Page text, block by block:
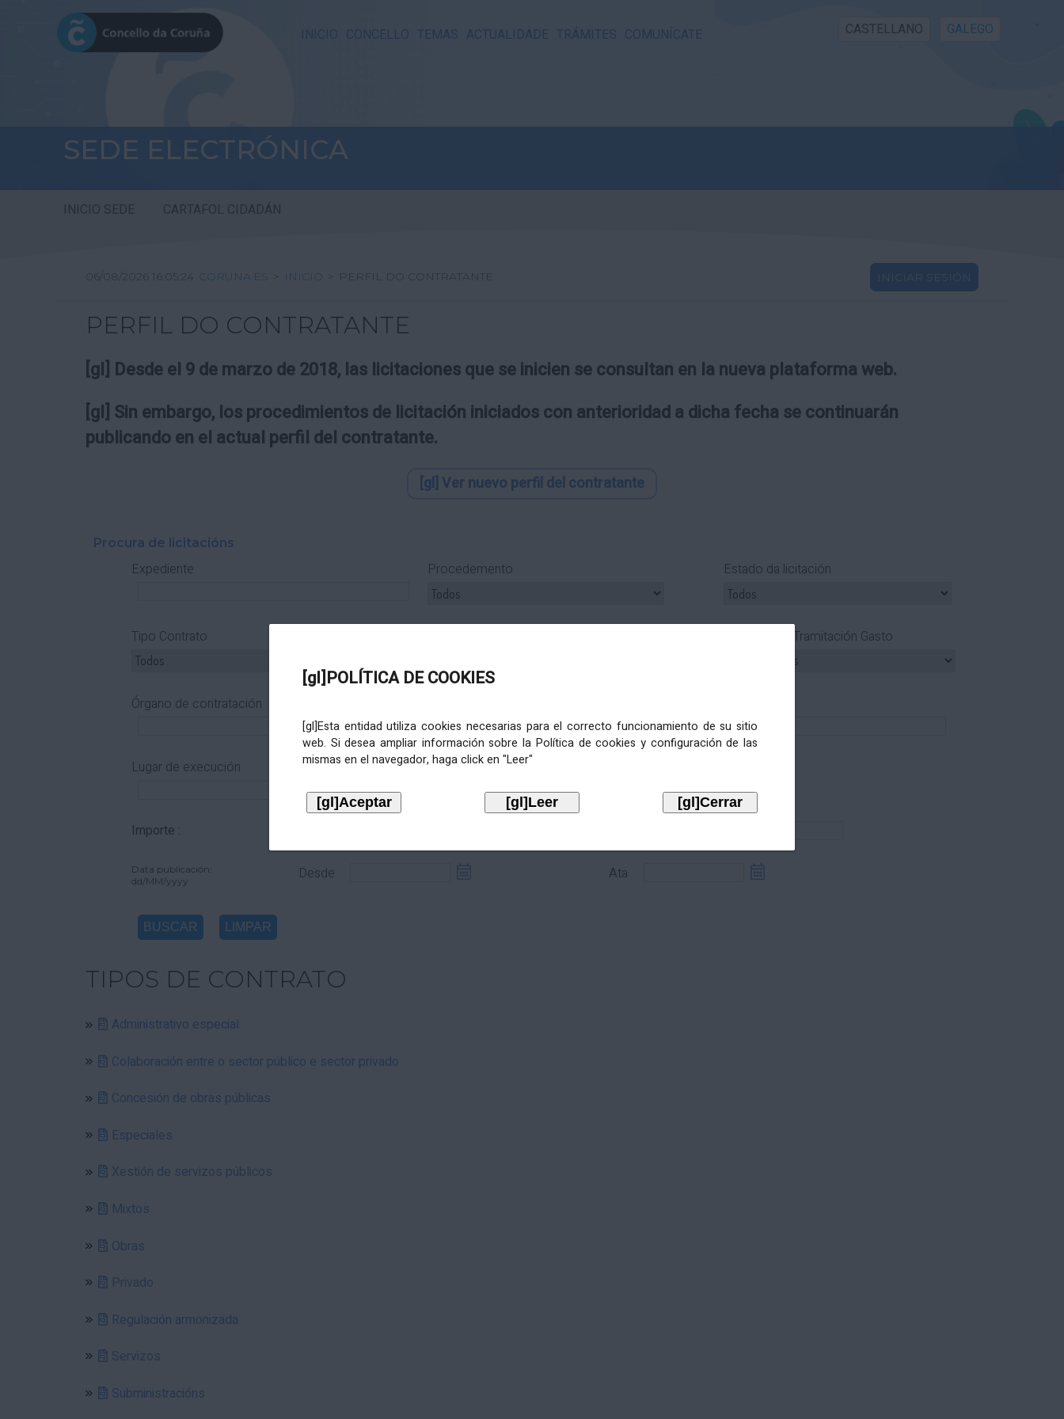
INICIO CONCELLO TEMAS ACTUALIDADE TRÁMITES COMUNÍCATE CASTELLANO GALEGO
SEDE ELECTRÓNICA
INICIO SEDE CARTAFOL CIDADÁN
[gl]POLÍTICA DE COOKIES
[gl]Esta entidad utiliza cookies necesarias para el correcto funcionamiento de su sitio
web. Si desea ampliar información sobre la Política de cookies y configuración de las
mismas en el navegador, haga click en "Leer"
06/08/2026 16:05:24 CORUNA.ES > INICIO > PERFIL DO CONTRATANTE INICIAR SESIÓN
PERFIL DO CONTRATANTE
[gl] Desde el 9 de marzo de 2018, las licitaciones que se inicien se consultan en la nueva plataforma web.
[gl] Sin embargo, los procedimientos de licitación iniciados con anterioridad a dicha fecha se continuarán
publicando en el actual perfil del contratante.
[gl] Ver nuevo perfil del contratante
Procura de licitacións
Expediente Procedemento Estado da licitación
Tipo Contrato Tipo Tramitación Gasto
Órgano de contratación
Lugar de execución
Importe :
Data publicación:
dd/MM/yyyy
Desde Ata
TIPOS DE CONTRATO
Administrativo especial
Colaboración entre o sector público e sector privado
Concesión de obras públicas
Especiales
Xestión de servizos públicos
Mixtos
Obras
Privado
Regulación armonizada
Servizos
Subministracións